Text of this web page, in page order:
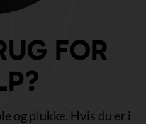
FOR
og plukke. Hvis du er i